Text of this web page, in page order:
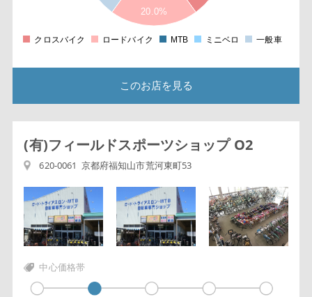
20.0%
クロスバイク ロードバイク MTB ミニベロ 一般車
このお店を見る
(有)フィールドスポーツショップ O2
620-0061 京都府福知山市荒河東町53
中心価格帯